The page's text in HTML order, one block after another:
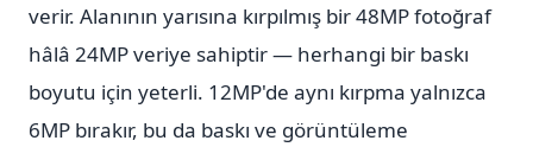
verir. Alanının yarısına kırpılmış bir 48MP fotoğraf
hâlâ 24MP veriye sahiptir — herhangi bir baskı
boyutu için yeterli. 12MP'de aynı kırpma yalnızca
6MP bırakır, bu da baskı ve görüntüleme